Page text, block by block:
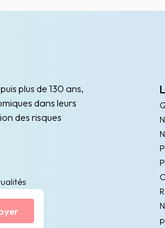
plus de 130 ans,
dans leurs
des risques